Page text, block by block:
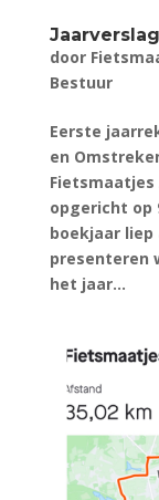
door
Bestuur
Eerste
en
Fietsmaatjes
opgericht op
boekjaar liep
presenteren
het jaar...